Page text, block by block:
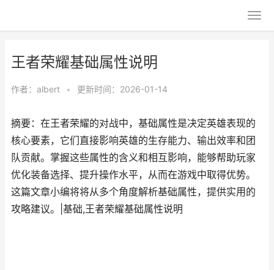
王者荣耀基础属性说明
作者： albert • 更新时间：2026-01-14
摘要：在王者荣耀的对战中，基础属性是决定英雄表现的
核心要素，它们直接影响英雄的生存能力、输出效率和团
队贡献。掌握这些属性的含义和相互影响，能够帮助玩家
优化装备选择、提升操作水平，从而在游戏中取得优势。
这篇文章小编将将从多个角度解析基础属性，提供实用的
攻略建议。|基础,王者荣耀基础属性说明